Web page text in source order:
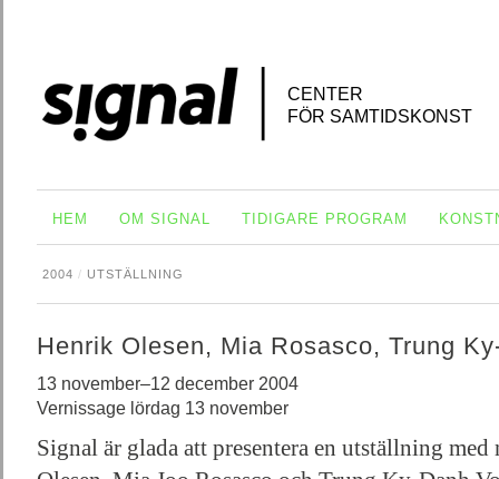
CENTER
FÖR SAMTIDSKONST
HEM OM SIGNAL TIDIGARE PROGRAM
2004 / UTSTÄLLNING
Henrik Olesen, Mia Rosasco, Trung
13 november–12 december 2004
Vernissage lördag 13 november
Signal är glada att presentera en utställning